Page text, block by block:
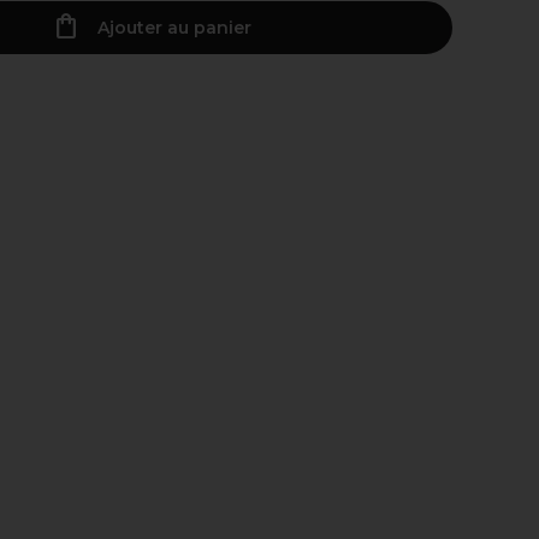
Ajouter au panier